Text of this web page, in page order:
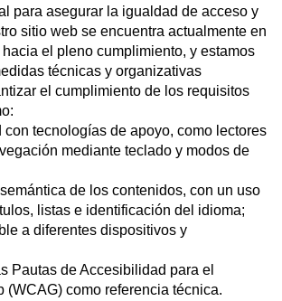
para asegurar la igualdad de acceso y
sitio web se encuentra actualmente en
el pleno cumplimiento, y estamos
técnicas y organizativas
el cumplimiento de los requisitos
tecnologías de apoyo, como lectores
mediante teclado y modos de
de los contenidos, con un uso
listas e identificación del idioma;
a diferentes dispositivos y
Pautas de Accesibilidad para el
(WCAG) como referencia técnica.